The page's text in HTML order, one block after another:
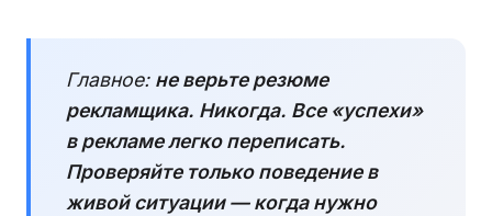
Главное: не верьте резюме
рекламщика. Никогда. Все «успехи»
в рекламе легко переписать.
Проверяйте только поведение в
живой ситуации — когда нужно